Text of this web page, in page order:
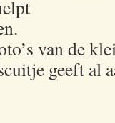
van de
geeft al